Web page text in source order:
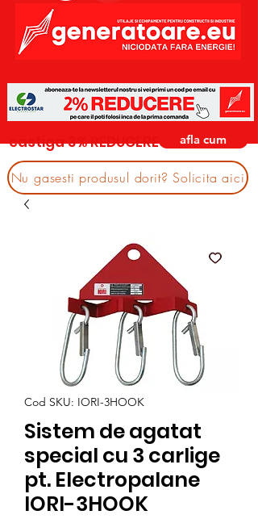
castiga 3% REDUCERE afla cum
Nu gasesti produsul dorit? Solicita aici
Cod SKU: IORI-3HOOK
Sistem de agatat
special cu 3 carlige
pt. Electropalane
IORI-3HOOK